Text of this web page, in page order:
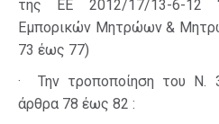
της ΕΕ 2012/17/13-6-12
Εμπορικών Μητρώων &
73 έως 77)
· Την τροποποίηση του Ν.
άρθρα 78 έως 82 :